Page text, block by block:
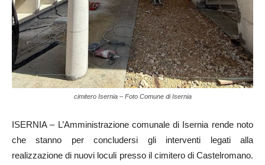
cimitero Isernia – Foto Comune di Isernia
ISERNIA – L’Amministrazione comunale di Isernia rende noto
che stanno per concludersi gli interventi legati alla
realizzazione di nuovi loculi presso il cimitero di Castelromano.